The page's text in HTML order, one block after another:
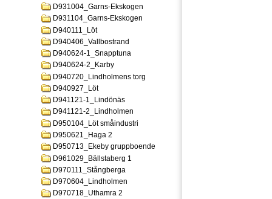
D931004_Garns-Ekskogen
D931104_Garns-Ekskogen
D940111_Löt
D940406_Vallbostrand
D940624-1_Snapptuna
D940624-2_Karby
D940720_Lindholmens torg
D940927_Löt
D941121-1_Lindönäs
D941121-2_Lindholmen
D950104_Löt småindustri
D950621_Haga 2
D950713_Ekeby gruppboende
D961029_Bällstaberg 1
D970111_Stångberga
D970604_Lindholmen
D970718_Uthamra 2